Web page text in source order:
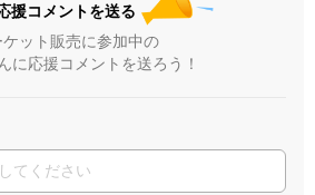
応援コメントを送る
ケット販売に参加中の
に応援コメントを送ろう！